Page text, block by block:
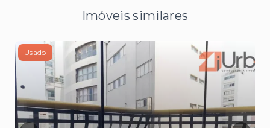
Imóveis similares
Usado